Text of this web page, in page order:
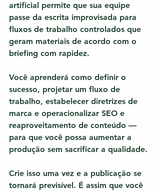
artificial permite que sua equipe
passe da escrita improvisada para
fluxos de trabalho controlados que
geram materiais de acordo com o
briefing com rapidez.
Você aprenderá como definir o
sucesso, projetar um fluxo de
trabalho, estabelecer diretrizes de
marca e operacionalizar SEO e
reaproveitamento de conteúdo —
para que você possa aumentar a
produção sem sacrificar a qualidade.
Crie isso uma vez e a publicação se
tornará previsível. É assim que você